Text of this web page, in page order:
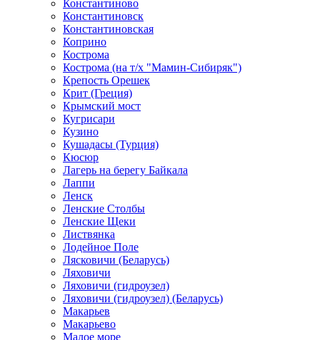
Константиново
Константиновск
Константиновская
Коприно
Кострома
Кострома (на т/х "Мамин-Сибиряк")
Крепость Орешек
Крит (Греция)
Крымский мост
Кугрисари
Кузино
Кушадасы (Турция)
Кюсюр
Лагерь на берегу Байкала
Лаппи
Ленск
Ленские Столбы
Ленские Щеки
Листвянка
Лодейное Поле
Лясковичи (Беларусь)
Ляховичи
Ляховичи (гидроузел)
Ляховичи (гидроузел) (Беларусь)
Макарьев
Макарьево
Малое море